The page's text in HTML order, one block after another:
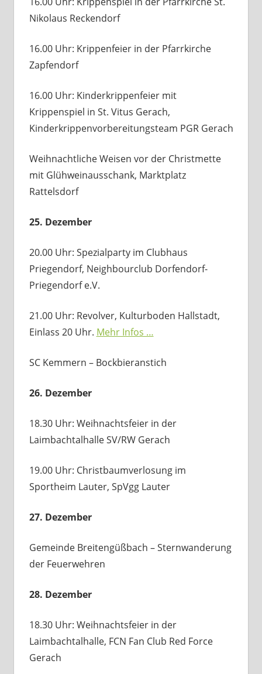
Nikolaus Reckendorf
16.00 Uhr: Krippenfeier in der Pfarrkirche
Zapfendorf
16.00 Uhr: Kinderkrippenfeier mit
Krippenspiel in St. Vitus Gerach,
Kinderkrippenvorbereitungsteam PGR Gerach
Weihnachtliche Weisen vor der Christmette
mit Glühweinausschank, Marktplatz
Rattelsdorf
25. Dezember
20.00 Uhr: Spezialparty im Clubhaus
Priegendorf, Neighbourclub Dorfendorf-
Priegendorf e.V.
21.00 Uhr: Revolver, Kulturboden Hallstadt,
Einlass 20 Uhr. Mehr Infos …
SC Kemmern – Bockbieranstich
26. Dezember
18.30 Uhr: Weihnachtsfeier in der
Laimbachtalhalle SV/RW Gerach
19.00 Uhr: Christbaumverlosung im
Sportheim Lauter, SpVgg Lauter
27. Dezember
Gemeinde Breitengüßbach – Sternwanderung
der Feuerwehren
28. Dezember
18.30 Uhr: Weihnachtsfeier in der
Laimbachtalhalle, FCN Fan Club Red Force
Gerach